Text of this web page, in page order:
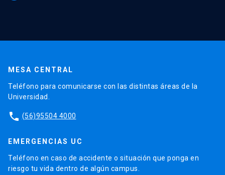
MESA CENTRAL
Teléfono para comunicarse con las distintas áreas de la
Universidad.
phone (56)95504 4000
EMERGENCIAS UC
Teléfono en caso de accidente o situación que ponga en
riesgo tu vida dentro de algún campus.